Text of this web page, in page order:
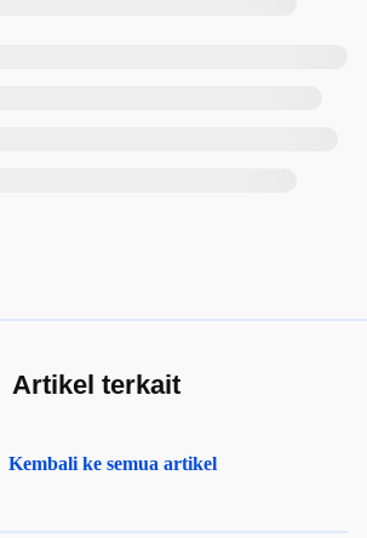
Artikel terkait
Kembali ke semua artikel